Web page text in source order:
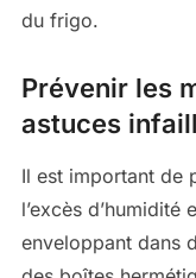
du frigo.
Prévenir les
astuces
Il est important de
l’excès d’humidité
enveloppant dans